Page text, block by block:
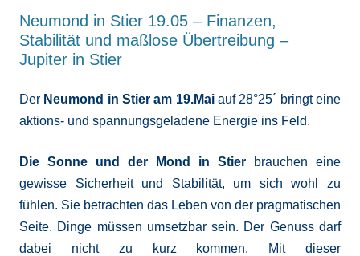
Neumond in Stier 19.05 – Finanzen,
Stabilität und maßlose Übertreibung –
Jupiter in Stier
Der Neumond in Stier am 19.Maiauf 28°25´ bringt eine
aktions- und spannungsgeladene Energie ins Feld.
Die Sonne und der Mond in Stier brauchen eine
gewisse Sicherheit und Stabilität, um sich wohl zu
fühlen. Sie betrachten das Leben von der pragmatischen
Seite. Dinge müssen umsetzbar sein. Der Genuss darf
dabei nicht zu kurz kommen. Mit dieser